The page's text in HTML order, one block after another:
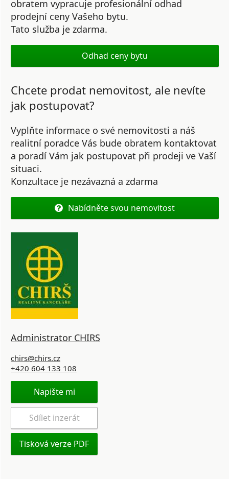
obratem vypracuje profesionální odhad
prodejní ceny Vašeho bytu.
Tato služba je zdarma.
Odhad ceny bytu
Chcete prodat nemovitost, ale nevíte
jak postupovat?
Vyplňte informace o své nemovitosti a náš
realitní poradce Vás bude obratem kontaktovat
a poradí Vám jak postupovat při prodeji ve Vaší
situaci.
Konzultace je nezávazná a zdarma
Nabídněte svou nemovitost
Administrator CHIRS
chirs@chirs.cz
+420 604 133 108
Napište mi
Sdílet inzerát
Tisková verze PDF